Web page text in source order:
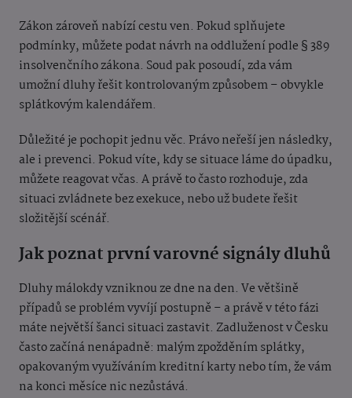
Zákon zároveň nabízí cestu ven. Pokud splňujete
podmínky, můžete podat návrh na oddlužení podle § 389
insolvenčního zákona. Soud pak posoudí, zda vám
umožní dluhy řešit kontrolovaným způsobem – obvykle
splátkovým kalendářem.
Důležité je pochopit jednu věc. Právo neřeší jen následky,
ale i prevenci. Pokud víte, kdy se situace láme do úpadku,
můžete reagovat včas. A právě to často rozhoduje, zda
situaci zvládnete bez exekuce, nebo už budete řešit
složitější scénář.
Jak poznat první varovné signály dluhů
Dluhy málokdy vzniknou ze dne na den. Ve většině
případů se problém vyvíjí postupně – a právě v této fázi
máte největší šanci situaci zastavit. Zadluženost v Česku
často začíná nenápadně: malým zpožděním splátky,
opakovaným využíváním kreditní karty nebo tím, že vám
na konci měsíce nic nezůstává.